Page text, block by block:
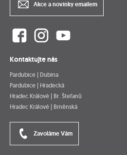
Akce a novinky emailem
Kontaktujte nás
Pardubice | Dubina
Pardubice | Hradecká
Hradec Králové | Br. Štefanů
Hradec Králové | Brněnská
Zavoláme Vám